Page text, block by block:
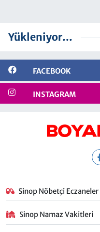
Yükleniyor...
FACEBOOK
INSTAGRAM
Sinop Nöbetçi Eczaneler
Sinop Namaz Vakitleri